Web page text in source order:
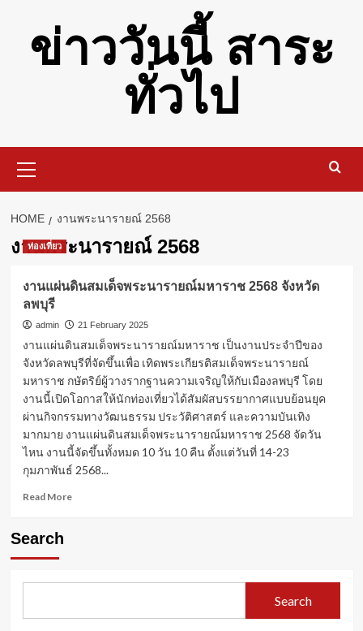
contentข่าววันนี้ สาระ
ทั่วไป
Menu
HOME งานพระนารายณ์ 2568
งานพระนารายณ์ 2568
ท่องเที่ยว
งานแผ่นดินสมเด็จพระนารายณ์มหาราช 2568 จังหวัด
ลพบุรี
admin 21 February 2025
งานแผ่นดินสมเด็จพระนารายณ์มหาราช เป็นงานประจำปีของ
จังหวัดลพบุรีที่จัดขึ้นเพื่อ เทิดพระเกียรติสมเด็จพระนารายณ์
มหาราช กษัตริย์ผู้วางรากฐานความเจริญให้กับเมืองลพบุรี โดย
งานนี้เปิดโอกาสให้นักท่องเที่ยวได้สัมผัสบรรยากาศแบบย้อนยุค
ผ่านกิจกรรมทางวัฒนธรรม ประวัติศาสตร์ และความบันเทิง
มากมาย งานแผ่นดินสมเด็จพระนารายณ์มหาราช 2568 จัดวัน
ไหน งานนี้จัดขึ้นทั้งหมด 10 วัน 10 คืน ตั้งแต่วันที่ 14-23
กุมภาพันธ์ 2568...
Read MoreRead
สมเด็จ
นารายณ์
Search
Search